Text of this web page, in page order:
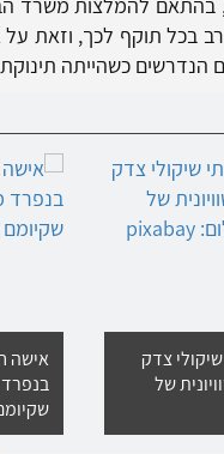
בכל תוקף לכך, וזאת
הנדרשים כשהייתה
צדק
של
אישה
בנפרד